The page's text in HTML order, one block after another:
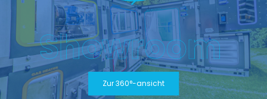
Showroom